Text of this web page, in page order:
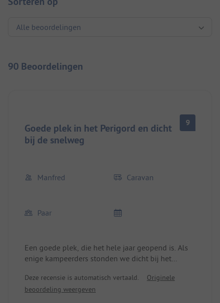
90 Beoordelingen
Goede plek in het Perigord en dicht
bij de snelweg
9
Manfred Caravan
Paar
Een goede plek, die het hele jaar geopend is. Als
enige kampeerders stonden we dicht bij het
Deze recensie is automatisch vertaald.
Originele
beoordeling weergeven